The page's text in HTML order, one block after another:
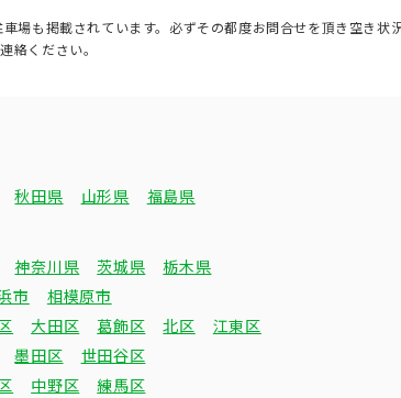
場も掲載されています。必ずその都度お問合せを頂き空き状
絡ください。
秋田県 山形県
福島県
神奈川県 茨城県
栃木県
市
相模原市
大田区 葛飾区 北区
江東区
墨田区
世田谷区
中野区
練馬区